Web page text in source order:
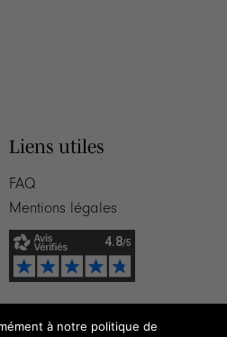
Liens utiles
FAQ
Mentions légales
à notre politique de